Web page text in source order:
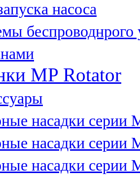
насоса
MP Rotator
насадки серии
насадки серии
насадки серии